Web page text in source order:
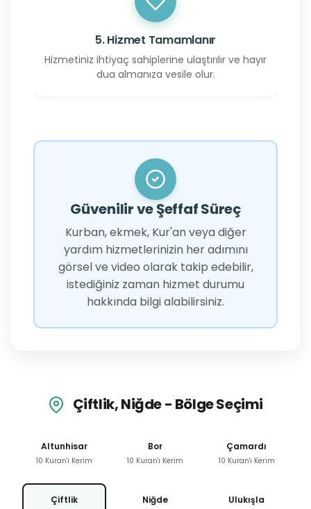
5. Hizmet Tamamlanır
Hizmetiniz ihtiyaç sahiplerine ulaştırılır ve hayır
dua almanıza vesile olur.
Güvenilir ve Şeffaf Süreç
Kurban, ekmek, Kur'an veya diğer
yardım hizmetlerinizin her adımını
görsel ve video olarak takip edebilir,
istediğiniz zaman hizmet durumu
hakkında bilgi alabilirsiniz.
Çiftlik, Niğde - Bölge Seçimi
Altunhisar
10 Kuran'ı Kerim
Bor
10 Kuran'ı Kerim
Çamardı
10 Kuran'ı Kerim
Çiftlik Niğde Ulukışla